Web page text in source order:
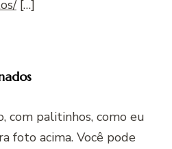
[…]
com palitinhos, como eu
foto acima. Você pode